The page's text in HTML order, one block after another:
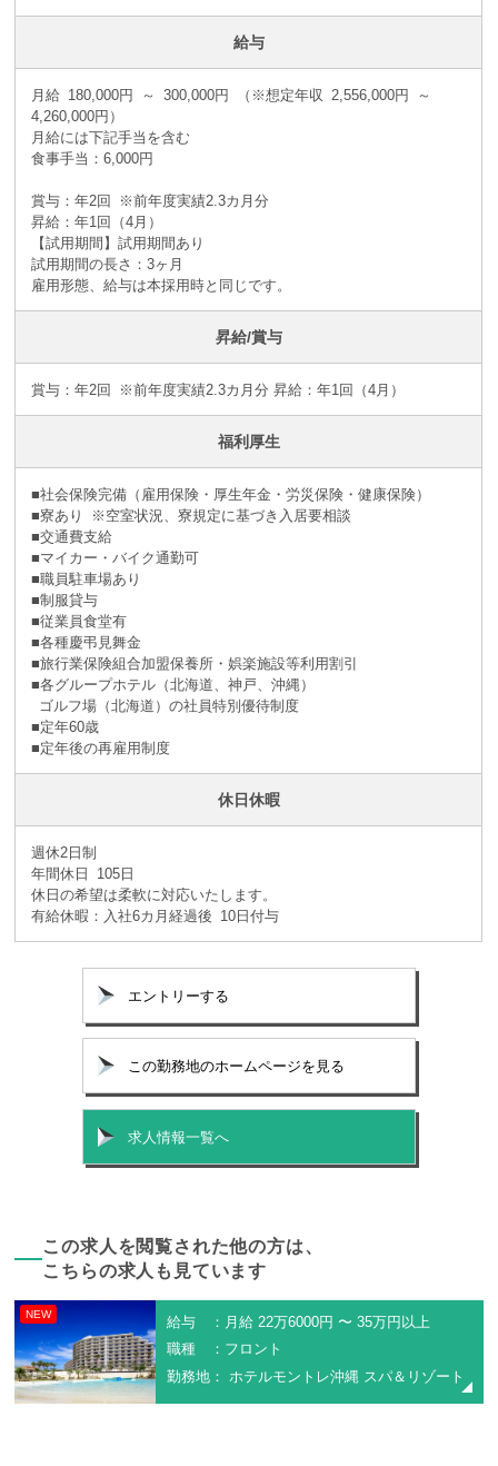
給与
月給 180,000円 ～ 300,000円 （※想定年収 2,556,000円 ～
4,260,000円）
月給には下記手当を含む
食事手当：6,000円
賞与：年2回 ※前年度実績2.3カ月分
昇給：年1回（4月）
【試用期間】試用期間あり
試用期間の長さ：3ヶ月
雇用形態、給与は本採用時と同じです。
昇給/賞与
賞与：年2回 ※前年度実績2.3カ月分 昇給：年1回（4月）
福利厚生
■社会保険完備（雇用保険・厚生年金・労災保険・健康保険）
■寮あり ※空室状況、寮規定に基づき入居要相談
■交通費支給
■マイカー・バイク通勤可
■職員駐車場あり
■制服貸与
■従業員食堂有
■各種慶弔見舞金
■旅行業保険組合加盟保養所・娯楽施設等利用割引
■各グループホテル（北海道、神戸、沖縄）
ゴルフ場（北海道）の社員特別優待制度
■定年60歳
■定年後の再雇用制度
休日休暇
週休2日制
年間休日 105日
休日の希望は柔軟に対応いたします。
有給休暇：入社6カ月経過後 10日付与
エントリーする
この勤務地のホームページを見る
求人情報一覧へ
この求人を閲覧された他の方は、
こちらの求人も見ています
NEW
給与 ：月給 22万6000円 〜 35万円以上
職種 ：フロント
勤務地： ホテルモントレ沖縄 スパ＆リゾート